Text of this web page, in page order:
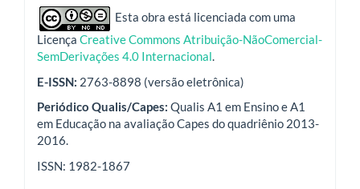
indexadoresEsta obra está licenciada com uma
Licença Creative Commons Atribuição-NãoComercial-
SemDerivações 4.0 Internacional.
E-ISSN: 2763-8898 (versão eletrônica)
Periódico Qualis/Capes: Qualis A1 em Ensino e A1
em Educação na avaliação Capes do quadriênio 2013-
2016.
ISSN: 1982-1867